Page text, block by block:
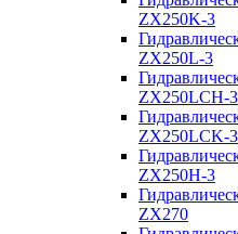
ZX250K-3
ZX250L-3
ZX250LCH-3
ZX250LCK-3
ZX250Н-3
ZX270